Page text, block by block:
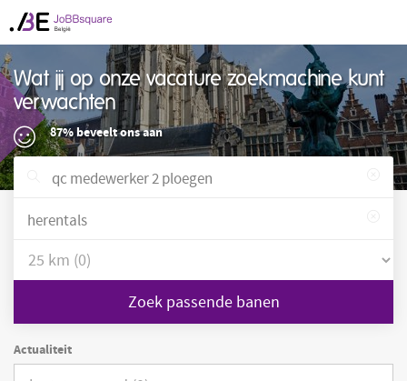
Wat jij op onze vacature zoekmachine kunt
verwachten
87% beveelt ons aan
Zoek passende banen
Actualiteit